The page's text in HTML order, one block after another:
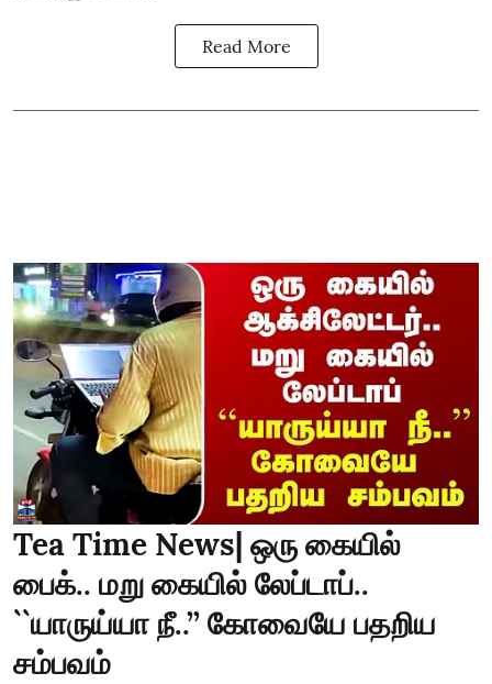
Read More
Tea Time News| ஒரு கையில்
பைக்.. மறு கையில் லேப்டாப்..
``யாருய்யா நீ..’’ கோவையே பதறிய
சம்பவம்